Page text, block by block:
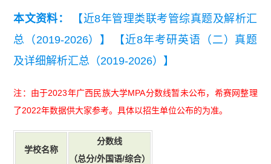
本文资料：
【近8年管理类联考管综真题及解析汇
总（2019-2026）】
【近8年考研英语（二）真题
及详细解析汇总（2019-2026）】
注：由于2023年广西民族大学MPA分数线暂未公布，希赛网整理
了2022年数据供大家参考。具体以招生单位公布的为准。
学校名称
分数线
（总分/外国语/综合）